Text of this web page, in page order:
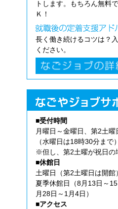
トします。もちろん無料
Ｋ！
長く働き続けるコツは？
ください。
■受付時間
月曜日～金曜日、第2土
（水曜日は18時30分まで）
※但し、第2土曜が祝日の
■休館日
土曜日（第2土曜日は開館
夏季休館日（8月13日～
月28日～1月4日）
■アクセス